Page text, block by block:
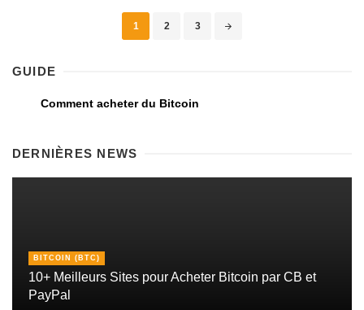
1 2 3
GUIDE
Comment acheter du Bitcoin
DERNIÈRES NEWS
BITCOIN (BTC)
10+ Meilleurs Sites pour Acheter Bitcoin par CB et
PayPal